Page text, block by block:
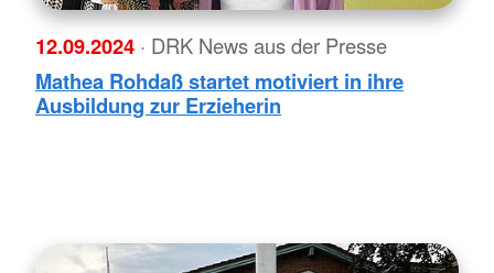
12.09.2024 · DRK News aus der Presse
Mathea Rohdaß startet motiviert in ihre
Ausbildung zur Erzieherin